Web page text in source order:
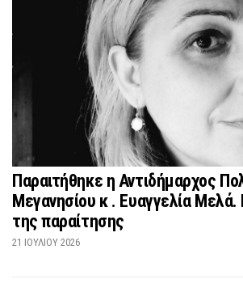
Παραιτήθηκε η Αντιδήμαρχος
Μεγανησίου κ . Ευαγγελία Μελά.
της παραίτησης
21 ΙΟΥΛΊΟΥ 2026